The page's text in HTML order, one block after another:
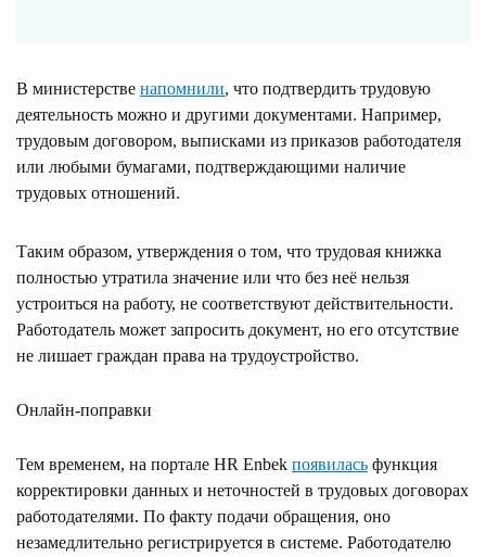
В министерстве напомнили, что подтвердить трудовую
деятельность можно и другими документами. Например,
трудовым договором, выписками из приказов работодателя
или любыми бумагами, подтверждающими наличие
трудовых отношений.
Таким образом, утверждения о том, что трудовая книжка
полностью утратила значение или что без неё нельзя
устроиться на работу, не соответствуют действительности.
Работодатель может запросить документ, но его отсутствие
не лишает граждан права на трудоустройство.
Онлайн-поправки
Тем временем, на портале HR Enbek появилась функция
корректировки данных и неточностей в трудовых договорах
работодателями. По факту подачи обращения, оно
незамедлительно регистрируется в системе. Работодателю